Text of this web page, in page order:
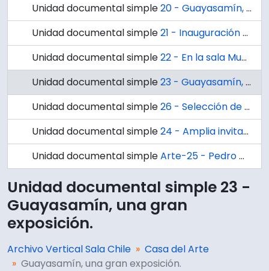
Unidad documental simple20 - Guayasamín, una exposición diferente y atractiva.
Unidad documental simple21 - Inauguración mañana de exposición: Dos notables artistas de la plástica nacional / por Atril.
Unidad documental simple22 - En la sala Municipal: Hoy se inaugura exposición de María Eugenia Terrazas.
Unidad documental simple23 - Guayasamín, una gran exposición.
Unidad documental simple26 - Selección de Últimas Adquisiciones en la Pinacoteca de la Universidad de Concepción / Braulio Arenas.
Unidad documental simple24 - Amplia invitación de los organizadores : Exposición de Luz María Sánchez se inaugura hoy.
Unidad documental simpleArte-25 - Pedro Olmos : Faro Inextinguible /por Jaime Salgado Albornoz.
Unidad documental simple 23 -
Guayasamín, una gran
exposición.
Archivo Vertical Sala Chile
Casa del Arte
Guayasamín, una gran exposición.